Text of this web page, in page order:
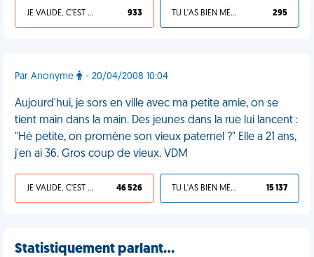
JE VALIDE, C'EST UNE VDM 933 TU L'AS BIEN MÉRITÉ 295
Par Anonyme - 20/04/2008 10:04
Aujourd'hui, je sors en ville avec ma petite amie, on se
tient main dans la main. Des jeunes dans la rue lui lancent :
"Hé petite, on promène son vieux paternel ?" Elle a 21 ans,
j'en ai 36. Gros coup de vieux. VDM
JE VALIDE, C'EST UNE VDM 46 526 TU L'AS BIEN MÉRITÉ 15 137
Statistiquement parlant…